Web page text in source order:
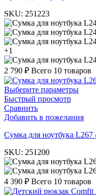
SKU: 251223
+1
2 790 ₽ Всего 10 товаров
Выберите параметры
Быстрый просмотр
Сравнить
Добавить в пожелания
Cумка для ноутбука L267
SKU: 251200
4 390 ₽ Всего 10 товаров